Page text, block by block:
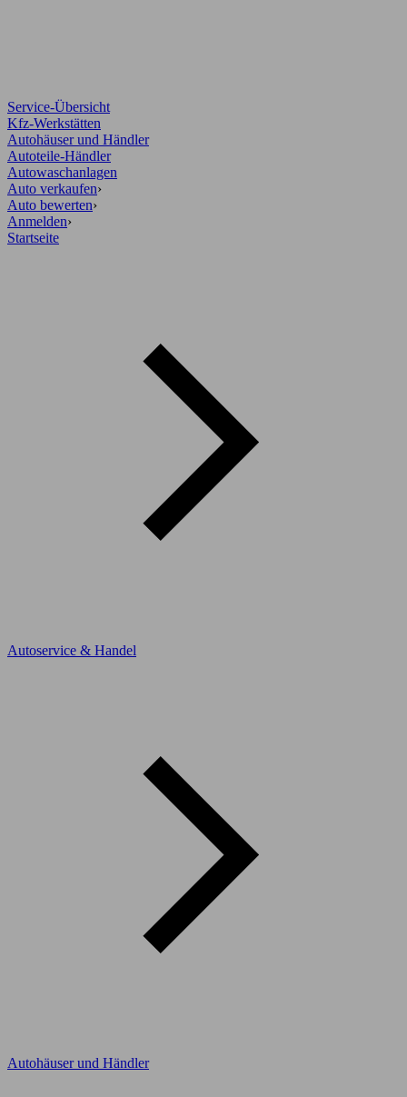
Service-Übersicht
Kfz-Werkstätten
Autohäuser und Händler
Autoteile-Händler
Autowaschanlagen
Auto verkaufen›
Auto bewerten›
Anmelden›
Startseite
Autoservice & Handel
Autohäuser und Händler